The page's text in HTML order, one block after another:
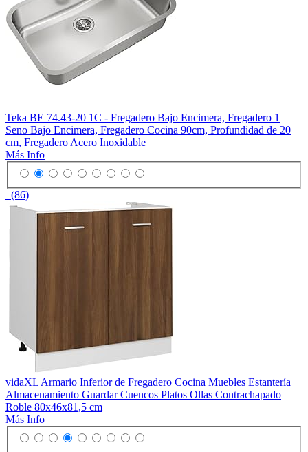
Teka BE 74.43-20 1C - Fregadero Bajo Encimera, Fregadero 1
Seno Bajo Encimera, Fregadero Cocina 90cm, Profundidad de 20
cm, Fregadero Acero Inoxidable
Más Info
(86)
vidaXL Armario Inferior de Fregadero Cocina Muebles Estantería
Almacenamiento Guardar Cuencos Platos Ollas Contrachapado
Roble 80x46x81,5 cm
Más Info